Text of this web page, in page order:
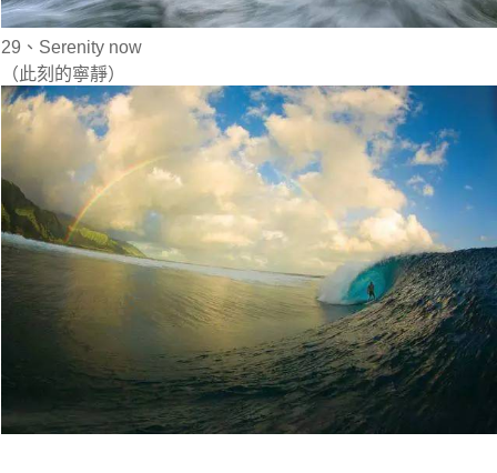
29、Serenity now
（此刻的寧靜）